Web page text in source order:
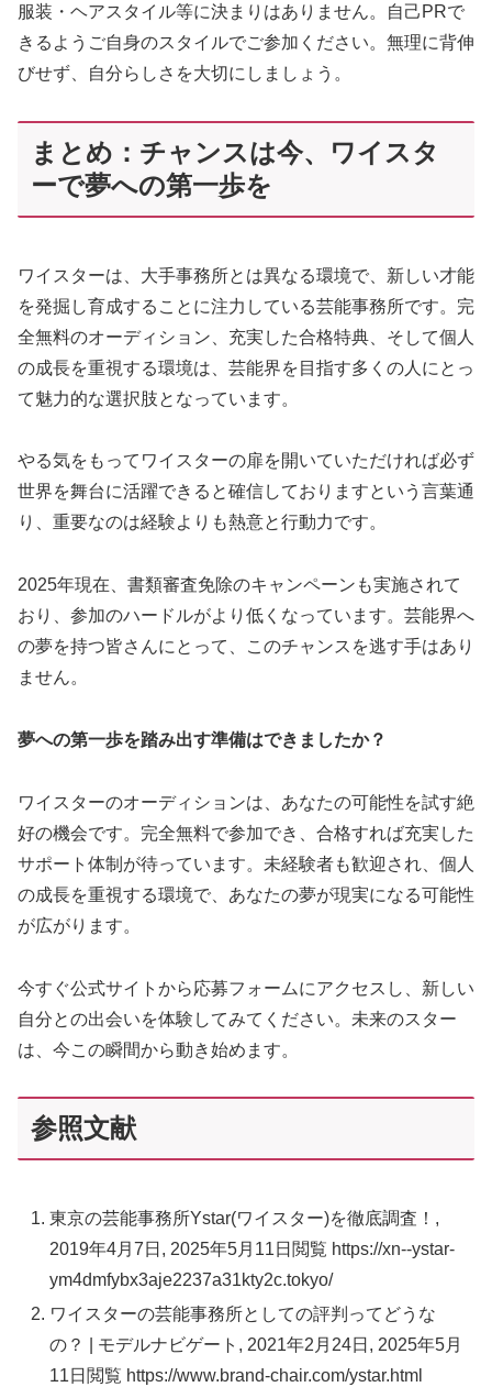
服装・ヘアスタイル等に決まりはありません。自己PRで
きるようご自身のスタイルでご参加ください。無理に背伸
びせず、自分らしさを大切にしましょう。
まとめ：チャンスは今、ワイスタ
ーで夢への第一歩を
ワイスターは、大手事務所とは異なる環境で、新しい才能
を発掘し育成することに注力している芸能事務所です。完
全無料のオーディション、充実した合格特典、そして個人
の成長を重視する環境は、芸能界を目指す多くの人にとっ
て魅力的な選択肢となっています。
やる気をもってワイスターの扉を開いていただければ必ず
世界を舞台に活躍できると確信しておりますという言葉通
り、重要なのは経験よりも熱意と行動力です。
2025年現在、書類審査免除のキャンペーンも実施されて
おり、参加のハードルがより低くなっています。芸能界へ
の夢を持つ皆さんにとって、このチャンスを逃す手はあり
ません。
夢への第一歩を踏み出す準備はできましたか？
ワイスターのオーディションは、あなたの可能性を試す絶
好の機会です。完全無料で参加でき、合格すれば充実した
サポート体制が待っています。未経験者も歓迎され、個人
の成長を重視する環境で、あなたの夢が現実になる可能性
が広がります。
今すぐ公式サイトから応募フォームにアクセスし、新しい
自分との出会いを体験してみてください。未来のスター
は、今この瞬間から動き始めます。
参照文献
東京の芸能事務所Ystar(ワイスター)を徹底調査！,
2019年4月7日, 2025年5月11日閲覧 https://xn--ystar-
ym4dmfybx3aje2237a31kty2c.tokyo/
ワイスターの芸能事務所としての評判ってどうな
の？ | モデルナビゲート, 2021年2月24日, 2025年5月
11日閲覧 https://www.brand-chair.com/ystar.html